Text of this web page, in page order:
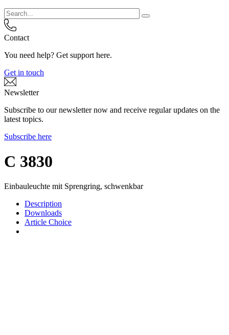
Contact
You need help? Get support here.
Get in touch
Newsletter
Subscribe to our newsletter now and receive regular updates on the
latest topics.
Subscribe here
C 3830
Einbauleuchte mit Sprengring, schwenkbar
Description
Downloads
Article Choice